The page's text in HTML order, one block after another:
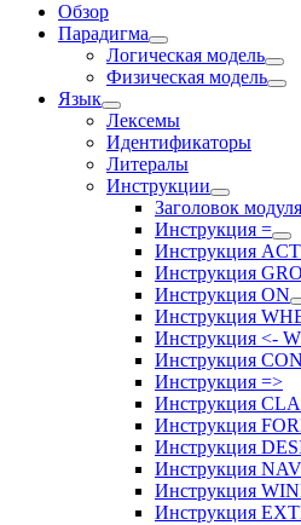
Обзор
Парадигма
Логическая модель
Физическая модель
Язык
Лексемы
Идентификаторы
Литералы
Инструкции
Заголовок модуля
Инструкция =
Инструкция
Инструкция
Инструкция ON
Инструкция
Инструкция <-
Инструкция
Инструкция =>
Инструкция
Инструкция
Инструкция
Инструкция
Инструкция
Инструкция